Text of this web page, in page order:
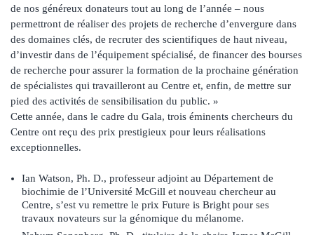
de nos généreux donateurs tout au long de l’année – nous
permettront de réaliser des projets de recherche d’envergure dans
des domaines clés, de recruter des scientifiques de haut niveau,
d’investir dans de l’équipement spécialisé, de financer des bourses
de recherche pour assurer la formation de la prochaine génération
de spécialistes qui travailleront au Centre et, enfin, de mettre sur
pied des activités de sensibilisation du public. »
Cette année, dans le cadre du Gala, trois éminents chercheurs du
Centre ont reçu des prix prestigieux pour leurs réalisations
exceptionnelles.
Ian Watson, Ph. D., professeur adjoint au Département de
biochimie de l’Université McGill et nouveau chercheur au
Centre, s’est vu remettre le prix Future is Bright pour ses
travaux novateurs sur la génomique du mélanome.